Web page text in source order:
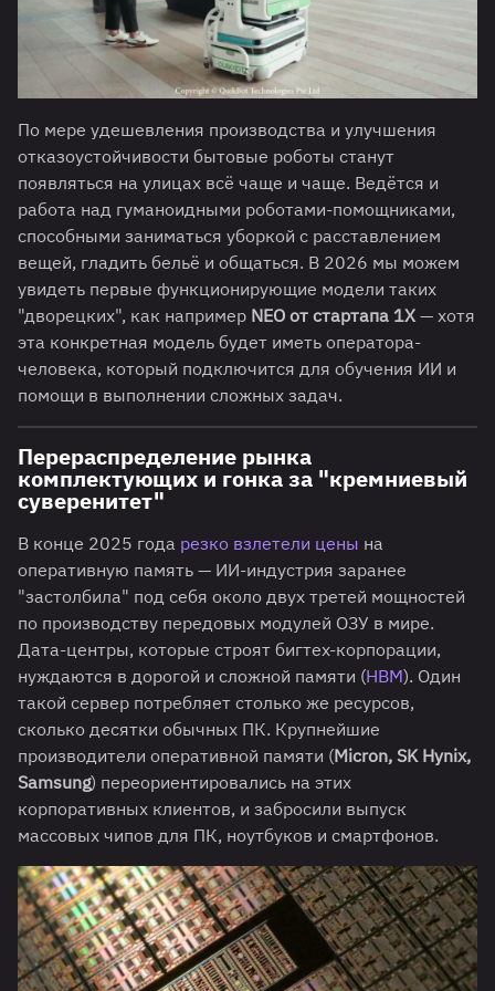
По мере удешевления производства и улучшения
отказоустойчивости бытовые роботы станут
появляться на улицах всё чаще и чаще. Ведётся и
работа над гуманоидными роботами-помощниками,
способными заниматься уборкой с расставлением
вещей, гладить бельё и общаться. В 2026 мы можем
увидеть первые функционирующие модели таких
"дворецких", как например NEO от стартапа 1X — хотя
эта конкретная модель будет иметь оператора-
человека, который подключится для обучения ИИ и
помощи в выполнении сложных задач.
Перераспределение рынка
комплектующих и гонка за "кремниевый
суверенитет"
В конце 2025 года резко взлетели цены на
оперативную память — ИИ-индустрия заранее
"застолбила" под себя около двух третей мощностей
по производству передовых модулей ОЗУ в мире.
Дата-центры, которые строят бигтех-корпорации,
нуждаются в дорогой и сложной памяти (HBM). Один
такой сервер потребляет столько же ресурсов,
сколько десятки обычных ПК. Крупнейшие
производители оперативной памяти (Micron, SK Hynix,
Samsung) переориентировались на этих
корпоративных клиентов, и забросили выпуск
массовых чипов для ПК, ноутбуков и смартфонов.